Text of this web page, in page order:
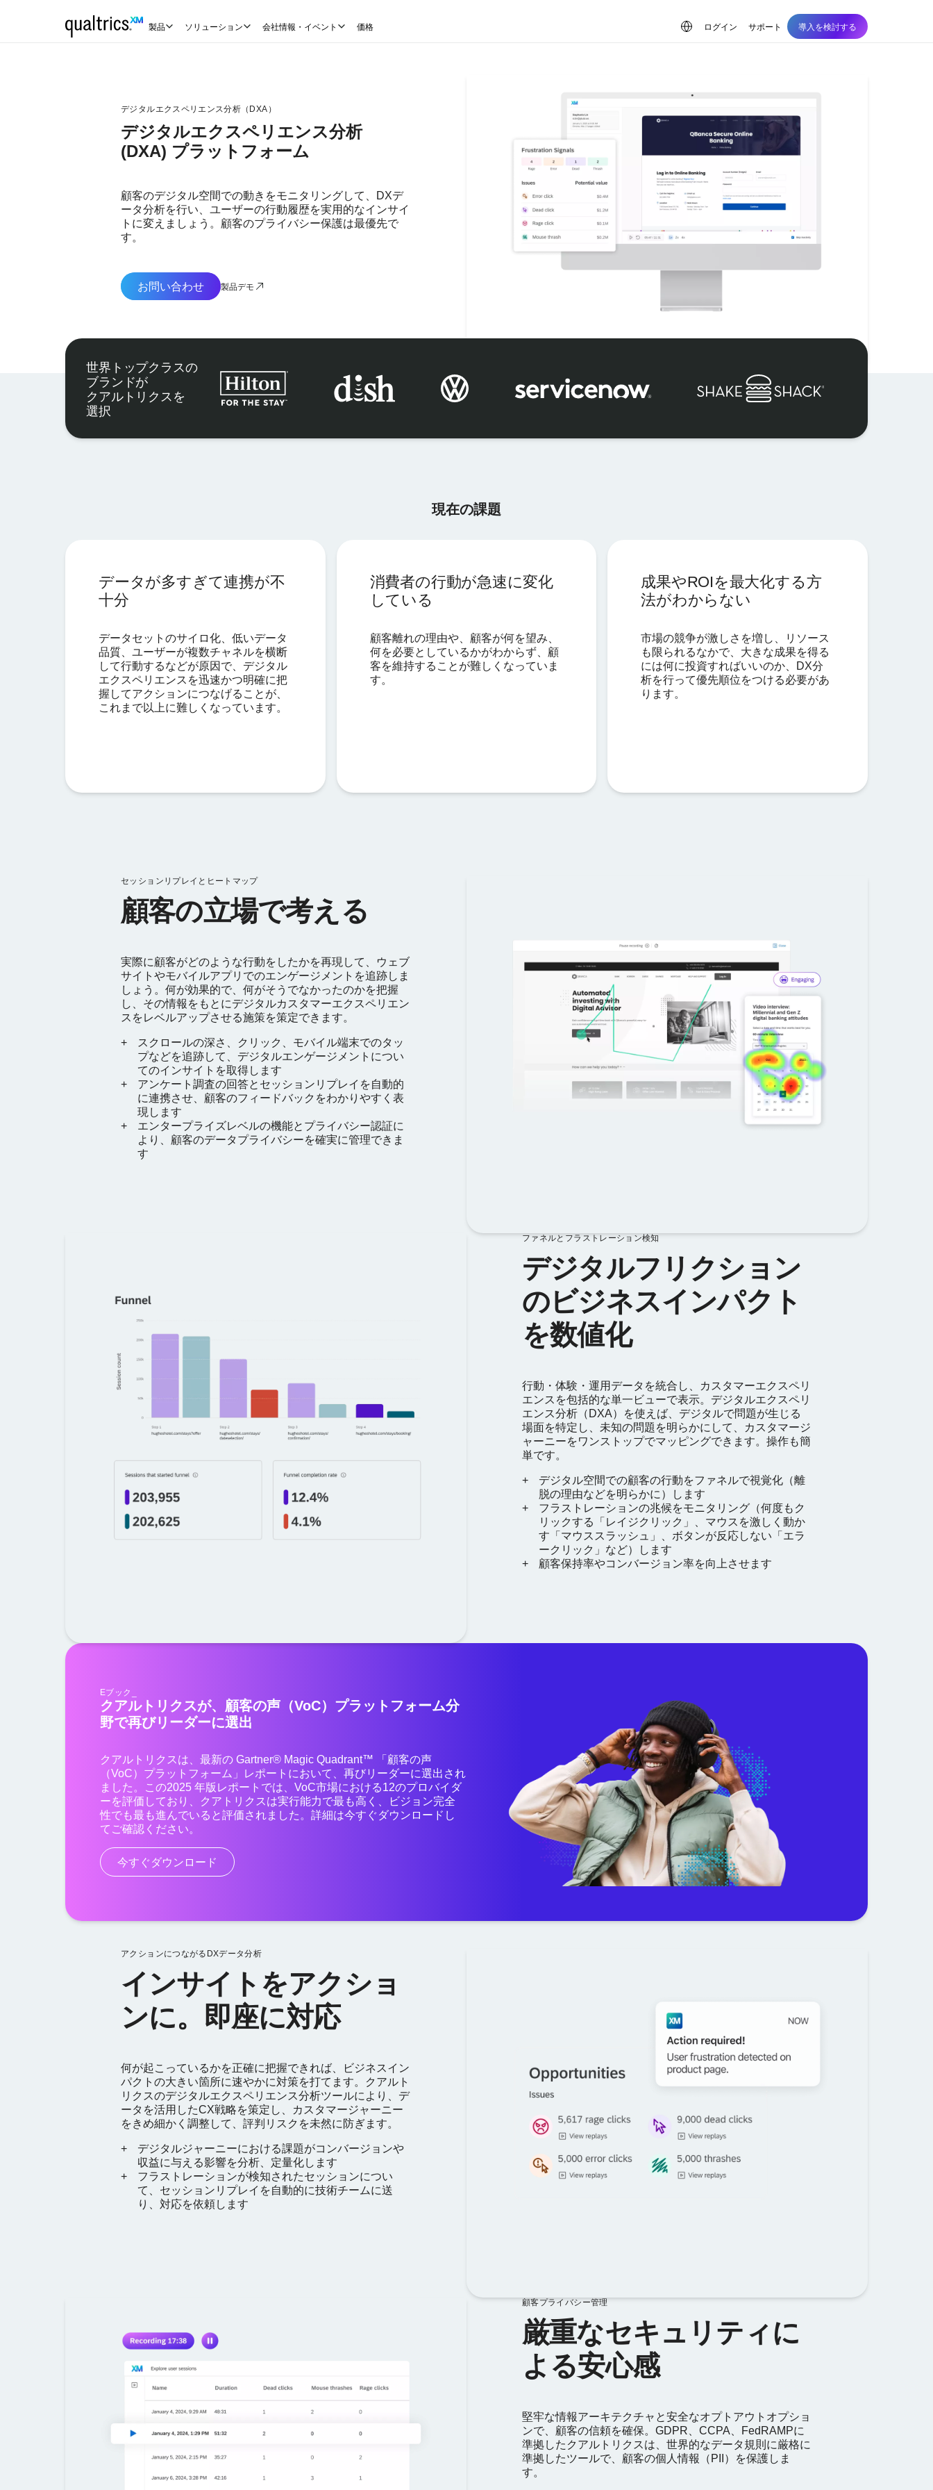
製品 ソリューション 会社情報・イベント 価格 ログイン サポート 導入を検討する
デジタルエクスペリエンス分析（DXA）
デジタルエクスペリエンス分析
(DXA) プラットフォーム
顧客のデジタル空間での動きをモニタリングして、DXデ
ータ分析を行い、ユーザーの行動履歴を実用的なインサイ
トに変えましょう。顧客のプライバシー保護は最優先で
す。
お問い合わせ 製品デモ
世界トップクラスの
ブランドが
クアルトリクスを
選択
現在の課題
データが多すぎて連携が不
十分
データセットのサイロ化、低いデータ
品質、ユーザーが複数チャネルを横断
して行動するなどが原因で、デジタル
エクスペリエンスを迅速かつ明確に把
握してアクションにつなげることが、
これまで以上に難しくなっています。
消費者の行動が急速に変化
している
顧客離れの理由や、顧客が何を望み、
何を必要としているかがわからず、顧
客を維持することが難しくなっていま
す。
成果やROIを最大化する方
法がわからない
市場の競争が激しさを増し、リソース
も限られるなかで、大きな成果を得る
には何に投資すればいいのか、DX分
析を行って優先順位をつける必要があ
ります。
セッションリプレイとヒートマップ
顧客の立場で考える
実際に顧客がどのような行動をしたかを再現して、ウェブ
サイトやモバイルアプリでのエンゲージメントを追跡しま
しょう。何が効果的で、何がそうでなかったのかを把握
し、その情報をもとにデジタルカスタマーエクスペリエン
スをレベルアップさせる施策を策定できます。
スクロールの深さ、クリック、モバイル端末でのタッ
プなどを追跡して、デジタルエンゲージメントについ
てのインサイトを取得します
アンケート調査の回答とセッションリプレイを自動的
に連携させ、顧客のフィードバックをわかりやすく表
現します
エンタープライズレベルの機能とプライバシー認証に
より、顧客のデータプライバシーを確実に管理できま
す
ファネルとフラストレーション検知
デジタルフリクション
のビジネスインパクト
を数値化
行動・体験・運用データを統合し、カスタマーエクスペリ
エンスを包括的な単一ビューで表示。デジタルエクスペリ
エンス分析（DXA）を使えば、デジタルで問題が生じる
場面を特定し、未知の問題を明らかにして、カスタマージ
ャーニーをワンストップでマッピングできます。操作も簡
単です。
デジタル空間での顧客の行動をファネルで視覚化（離
脱の理由などを明らかに）します
フラストレーションの兆候をモニタリング（何度もク
リックする「レイジクリック」、マウスを激しく動か
す「マウススラッシュ」、ボタンが反応しない「エラ
ークリック」など）します
顧客保持率やコンバージョン率を向上させます
Eブック_
クアルトリクスが、顧客の声（VoC）プラットフォーム分
野で再びリーダーに選出
クアルトリクスは、最新の Gartner® Magic Quadrant™ 「顧客の声
（VoC）プラットフォーム」レポートにおいて、再びリーダーに選出され
ました。この2025 年版レポートでは、VoC市場における12のプロバイダ
ーを評価しており、クアトリクスは実行能力で最も高く、ビジョン完全
性でも最も進んでいると評価されました。詳細は今すぐダウンロードし
てご確認ください。
今すぐダウンロード
アクションにつながるDXデータ分析
インサイトをアクショ
ンに。即座に対応
何が起こっているかを正確に把握できれば、ビジネスイン
パクトの大きい箇所に速やかに対策を打てます。クアルト
リクスのデジタルエクスペリエンス分析ツールにより、デ
ータを活用したCX戦略を策定し、カスタマージャーニー
をきめ細かく調整して、評判リスクを未然に防ぎます。
デジタルジャーニーにおける課題がコンバージョンや
収益に与える影響を分析、定量化します
フラストレーションが検知されたセッションについ
て、セッションリプレイを自動的に技術チームに送
り、対応を依頼します
顧客プライバシー管理
厳重なセキュリティに
よる安心感
堅牢な情報アーキテクチャと安全なオプトアウトオプショ
ンで、顧客の信頼を確保。GDPR、CCPA、FedRAMPに
準拠したクアルトリクスは、世界的なデータ規則に厳格に
準拠したツールで、顧客の個人情報（PII）を保護しま
す。